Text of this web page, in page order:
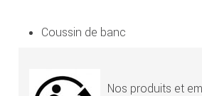
Coussin de banc
Nos produits et